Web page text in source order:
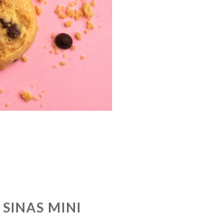
SINAS MINI